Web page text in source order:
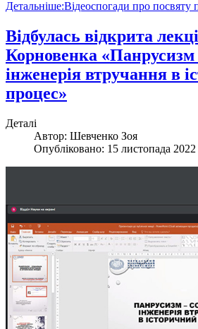
Детальніше:Відеоспогади про посвяту
Відбулась відкрита
Корновенка
інженерія втручання в
процес»
Деталі
Автор: Шевченко Зоя
Опубліковано: 15 листопада 2022